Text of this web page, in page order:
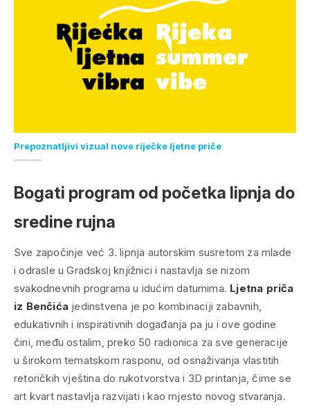
Prepoznatljivi vizual nove riječke ljetne priče
Bogati program od početka lipnja do
sredine rujna
Sve započinje već 3. lipnja autorskim susretom za mlade
i odrasle u Gradskoj knjižnici i nastavlja se nizom
svakodnevnih programa u idućim datumima. Ljetna priča
iz Benčića jedinstvena je po kombinaciji zabavnih,
edukativnih i inspirativnih događanja pa ju i ove godine
čini, među ostalim, preko 50 radionica za sve generacije
u širokom tematskom rasponu, od osnaživanja vlastitih
retoričkih vještina do rukotvorstva i 3D printanja, čime se
art kvart nastavlja razvijati i kao mjesto novog stvaranja.